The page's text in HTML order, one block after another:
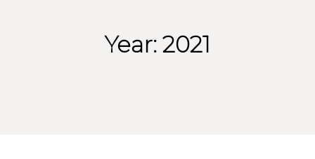
Year: 2021